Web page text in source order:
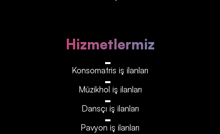
Hizmetlermiz
Konsomatris iş ilanları
Müzikhol iş ilanları
Dansçı iş ilanları
Pavyon iş ilanları